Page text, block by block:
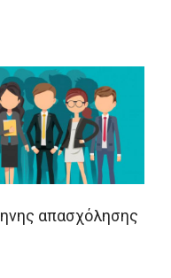
απασχόλησης